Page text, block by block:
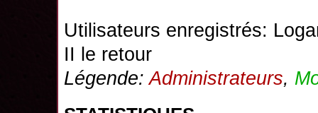
Utilisateurs enregistrés:
II le retour
Légende:Administrateurs,